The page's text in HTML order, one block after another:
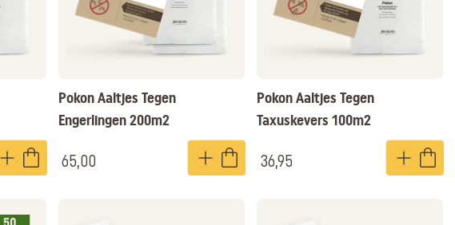
Pokon Aaltjes Tegen
Engerlingen 200m2
65,00
Pokon Aaltjes Tegen
Taxuskevers 100m2
36,95